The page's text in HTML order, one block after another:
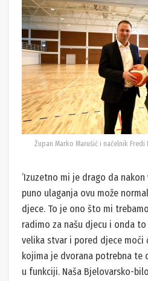
Župan Marko Marušić i načelnik Fredi
‘Izuzetno mi je drago da
puno ulaganja ovu može
djece. To je ono što mi
radimo za našu djecu i onda
velika stvar i pored djece
kojima je dvorana potrebna te
u funkciji. Naša Bjelovarsko-